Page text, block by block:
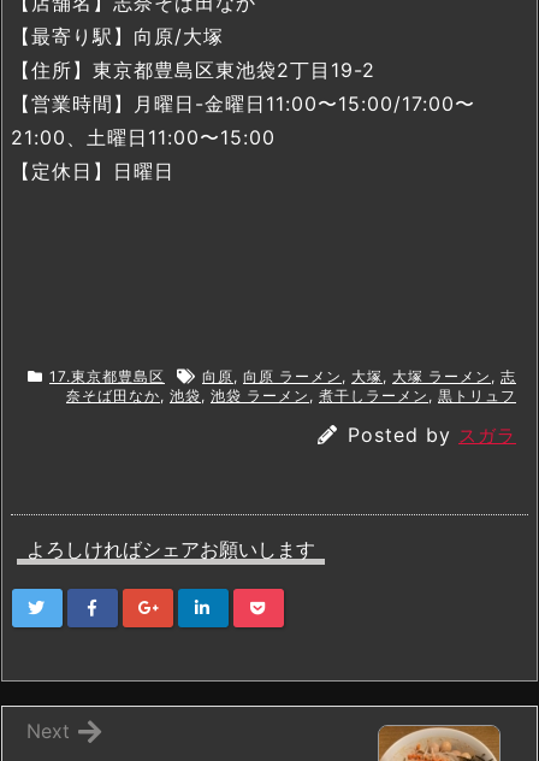
【最寄り駅】向原/大塚
【住所】東京都豊島区東池袋2丁目19-2
【営業時間】月曜日-金曜日11:00〜15:00/17:00〜
21:00、土曜日11:00〜15:00
【定休日】日曜日
17.東京都豊島区 向原, 向原 ラーメン , 大塚, 大塚 ラーメン , 志
奈そば田なか, 池袋, 池袋 ラーメン , 煮干しラーメン , 黒トリュフ
Posted by スガラ
よろしければシェアお願いします
Next